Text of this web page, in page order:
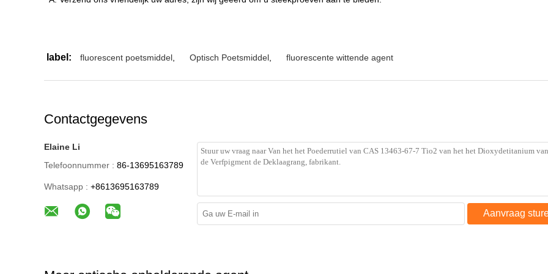
label: fluorescent poetsmiddel Optisch Poetsmiddel fluorescente wittende agent
Contactgegevens
Elaine Li
Telefoonnummer : 86-13695163789
Whatsapp : +8613695163789
Aanvraag